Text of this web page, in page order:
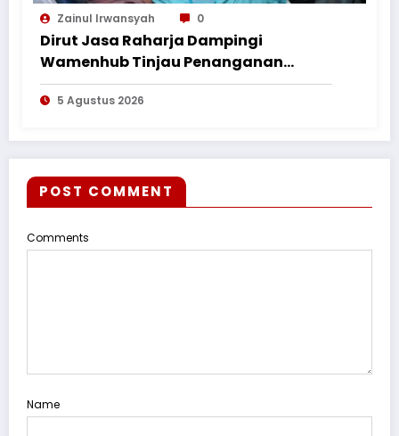
Zainul Irwansyah 0
Dirut Jasa Raharja Dampingi
Wamenhub Tinjau Penanganan
Korban KM Mutiara Sentosa II di RS
PHC Surabaya
5 Agustus 2026
POST COMMENT
Comments
Name